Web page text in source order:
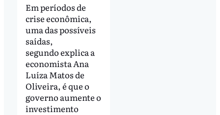
Em períodos de
crise econômica,
uma das possíveis
saídas,
segundo explica a
economista Ana
Luíza Matos de
Oliveira, é que o
governo aumente o
investimento